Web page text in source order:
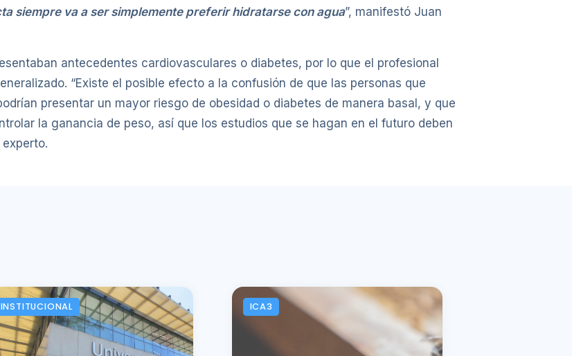
siempre va a ser simplemente preferir hidratarse con agua”, manifestó Juan
antecedentes cardiovasculares o diabetes, por lo que el profesional
“Existe el posible efecto a la confusión de que las personas que
presentar un mayor riesgo de obesidad o diabetes de manera basal, y que
la ganancia de peso, así que los estudios que se hagan en el futuro deben
INSTITUCIONAL ICA3